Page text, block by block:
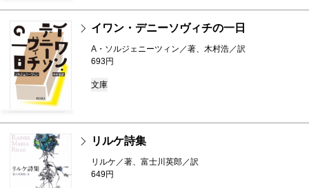
イワン・デニーソヴィチの一日
A・ソルジェニーツィン／著、木村浩／訳
693円
文庫
リルケ詩集
リルケ／著、富士川英郎／訳
649円